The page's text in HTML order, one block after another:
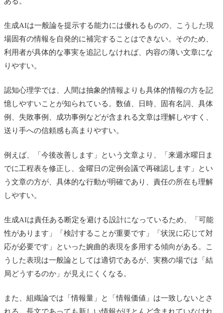
生成AIは一般論を提示する能力には優れるものの、こうした現
場固有の情報を自発的に補完することはできない。そのため、
利用者が具体的な事実を追記しなければ、内容の薄い文章にな
りやすい。
認知心理学では、人間は抽象的情報よりも具体的情報の方を記
憶しやすいことが知られている。数値、日時、固有名詞、具体
例、失敗事例、成功事例などが含まれる文章は理解しやすく、
送り手への信頼感も高まりやすい。
例えば、「今後改善します」という文章より、「来週水曜日ま
でに工程表を修正し、金曜日の定例会議で再確認します」とい
う文章の方が、具体的な行動が明確であり、責任の所在も理解
しやすい。
生成AIは責任ある断定を避ける設計になっているため、「可能
性があります」「検討することが重要です」「状況に応じて対
応が必要です」といった婉曲的表現を多用する傾向がある。こ
うした表現は一般論としては適切であるが、実務の場では「結
局どうするのか」が見えにくくなる。
また、組織論では「情報量」と「情報価値」は一致しないとさ